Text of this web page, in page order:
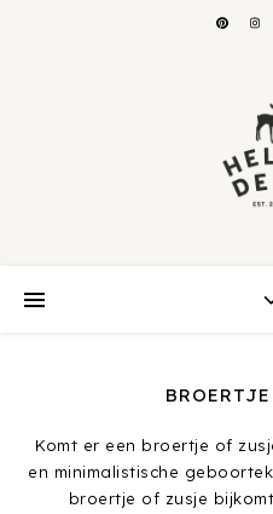
Komt er een broertje of
en minimalistische
broertje of zusje